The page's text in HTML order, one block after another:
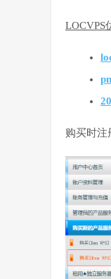
LOCVPS
购买时注